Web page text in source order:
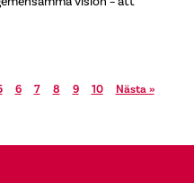
6 7 8 9 10 Nästa »